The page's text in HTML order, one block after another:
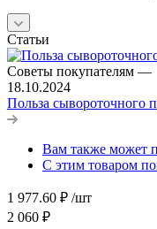
Статьи
Советы покупателям —
18.10.2024
Польза сывороточного
Вам также может
С этим товаром
1 977.60 ₽ /шт
2 060 ₽